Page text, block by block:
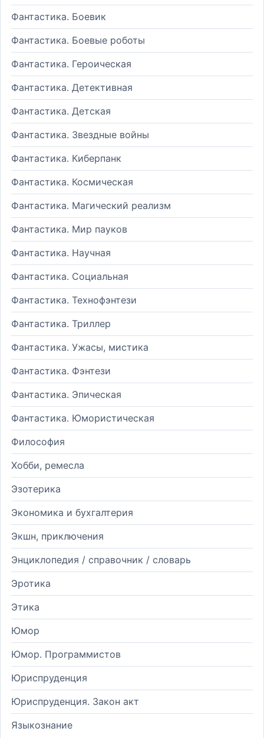
Фантастика. Боевик
Фантастика. Боевые роботы
Фантастика. Героическая
Фантастика. Детективная
Фантастика. Детская
Фантастика. Звездные войны
Фантастика. Киберпанк
Фантастика. Космическая
Фантастика. Магический реализм
Фантастика. Мир пауков
Фантастика. Научная
Фантастика. Социальная
Фантастика. Технофэнтези
Фантастика. Триллер
Фантастика. Ужасы, мистика
Фантастика. Фэнтези
Фантастика. Эпическая
Фантастика. Юмористическая
Философия
Хобби, ремесла
Эзотерика
Экономика и бухгалтерия
Экшн, приключения
Энциклопедия / справочник / словарь
Эротика
Этика
Юмор
Юмор. Программистов
Юриспруденция
Юриспруденция. Закон акт
Языкознание